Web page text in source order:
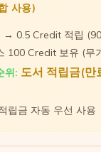
사용)
→ 0.5 Credit 적립
100 Credit 보유 (무
위: 도서 적립금(
립금 자동 우선 사용